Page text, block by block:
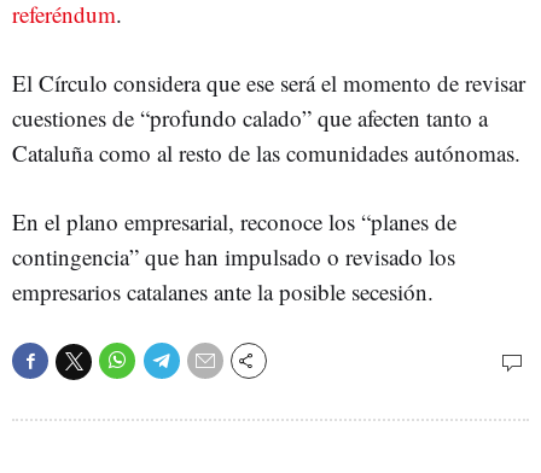
referéndum.
El Círculo considera que ese será el momento de revisar
cuestiones de “profundo calado” que afecten tanto a
Cataluña como al resto de las comunidades autónomas.
En el plano empresarial, reconoce los “planes de
contingencia” que han impulsado o revisado los
empresarios catalanes ante la posible secesión.